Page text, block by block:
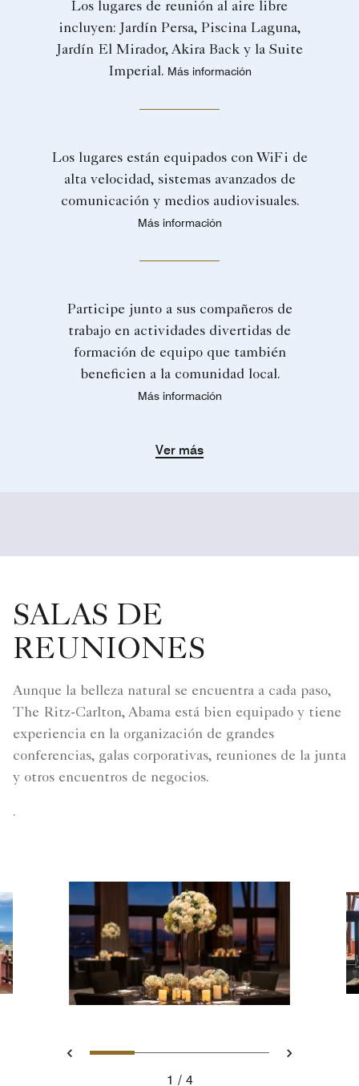
Los lugares de reunión al aire libre
incluyen: Jardín Persa, Piscina Laguna,
Jardín El Mirador, Akira Back y la Suite
Imperial. Más información
Los lugares están equipados con WiFi de
alta velocidad, sistemas avanzados de
comunicación y medios audiovisuales.
Más información
Participe junto a sus compañeros de
trabajo en actividades divertidas de
formación de equipo que también
beneficien a la comunidad local.
Más información
Ver más
SALAS DE
REUNIONES
Aunque la belleza natural se encuentra a cada paso,
The Ritz-Carlton, Abama está bien equipado y tiene
experiencia en la organización de grandes
conferencias, galas corporativas, reuniones de la junta
y otros encuentros de negocios.
.
Anterior
Tobogán 1 - Ballroom, Gala
Tobogán 2 - Ballroom
Tobogán 3 -
Tobogán 4 -
1
4